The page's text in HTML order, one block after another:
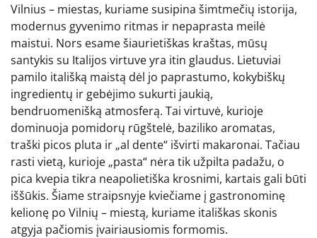
Vilnius – miestas, kuriame susipina šimtmečių istorija,
modernus gyvenimo ritmas ir nepaprasta meilė
maistui. Nors esame šiaurietiškas kraštas, mūsų
santykis su Italijos virtuve yra itin glaudus. Lietuviai
pamilo itališką maistą dėl jo paprastumo, kokybiškų
ingredientų ir gebėjimo sukurti jaukią,
bendruomenišką atmosferą. Tai virtuvė, kurioje
dominuoja pomidorų rūgštelė, baziliko aromatas,
traški picos pluta ir „al dente“ išvirti makaronai. Tačiau
rasti vietą, kurioje „pasta“ nėra tik užpilta padažu, o
pica kvepia tikra neapolietiška krosnimi, kartais gali būti
iššūkis. Šiame straipsnyje kviečiame į gastronominę
kelionę po Vilnių – miestą, kuriame itališkas skonis
atgyja pačiomis įvairiausiomis formomis.